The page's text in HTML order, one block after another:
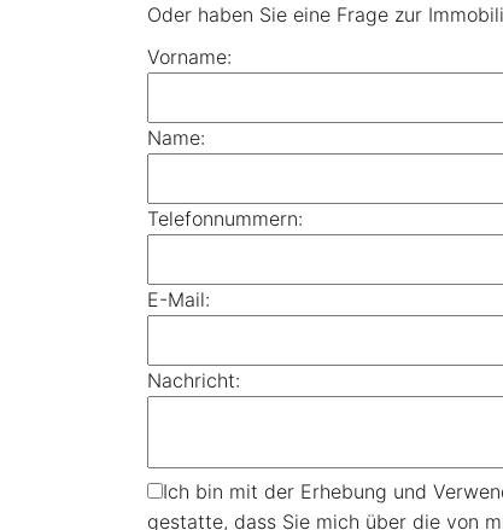
Oder haben Sie eine Frage zur
Vorname:
Name:
Telefonnummern:
E-Mail:
Nachricht:
Ich bin mit der Erhebung und
gestatte, dass Sie mich über die von